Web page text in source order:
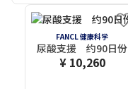
FANCL 健康科学
尿酸支援 约90日份
¥ 10,260